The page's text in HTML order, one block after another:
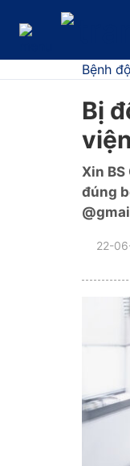
Bệnh
Bị
Xin
đúng
22-